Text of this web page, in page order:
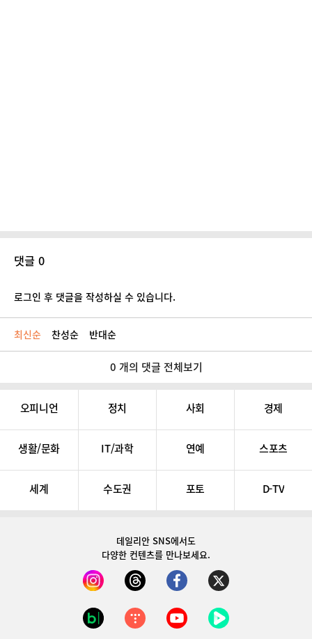
댓글 0
로그인 후 댓글을 작성하실 수 있습니다.
최신순 찬성순 반대순
0 개의 댓글 전체보기
오피니언 정치 사회 경제
생활/문화 IT/과학 연예 스포츠
세계 수도권 포토 D-TV
데일리안 SNS에서도
다양한 컨텐츠를 만나보세요.